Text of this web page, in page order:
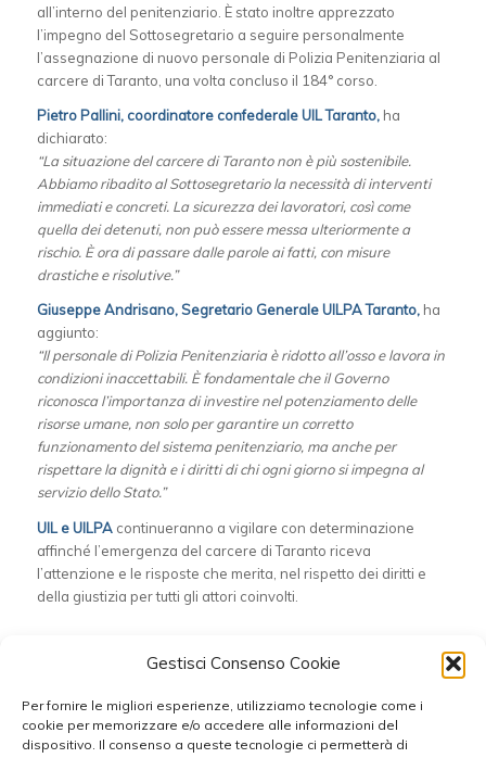
Gestisci Consenso Cookie
Per fornire le migliori esperienze, utilizziamo tecnologie come i
cookie per memorizzare e/o accedere alle informazioni del
dispositivo. Il consenso a queste tecnologie ci permetterà di
all’interno del penitenziario. È stato inoltre apprezzato
l’impegno del Sottosegretario a seguire personalmente
l’assegnazione di nuovo personale di Polizia Penitenziaria al
carcere di Taranto, una volta concluso il 184° corso.
Pietro Pallini, coordinatore confederale UIL Taranto,ha
dichiarato:
“La situazione del carcere di Taranto non è più sostenibile.
Abbiamo ribadito al Sottosegretario la necessità di interventi
immediati e concreti. La sicurezza dei lavoratori, così come
quella dei detenuti, non può essere messa ulteriormente a
rischio. È ora di passare dalle parole ai fatti, con misure
drastiche e risolutive.”
Giuseppe Andrisano, Segretario Generale UILPA Taranto, ha
aggiunto:
“Il personale di Polizia Penitenziaria è ridotto all’osso e lavora in
condizioni inaccettabili. È fondamentale che il Governo
riconosca l’importanza di investire nel potenziamento delle
risorse umane, non solo per garantire un corretto
funzionamento del sistema penitenziario, ma anche per
rispettare la dignità e i diritti di chi ogni giorno si impegna al
servizio dello Stato.”
UIL e UILPAcontinueranno a vigilare con determinazione
affinché l’emergenza del carcere di Taranto riceva
l’attenzione e le risposte che merita, nel rispetto dei diritti e
della giustizia per tutti gli attori coinvolti.
Condividi questo articolo